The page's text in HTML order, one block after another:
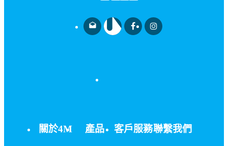
drafts
關於4M 產品 客戶服務聯繫我們